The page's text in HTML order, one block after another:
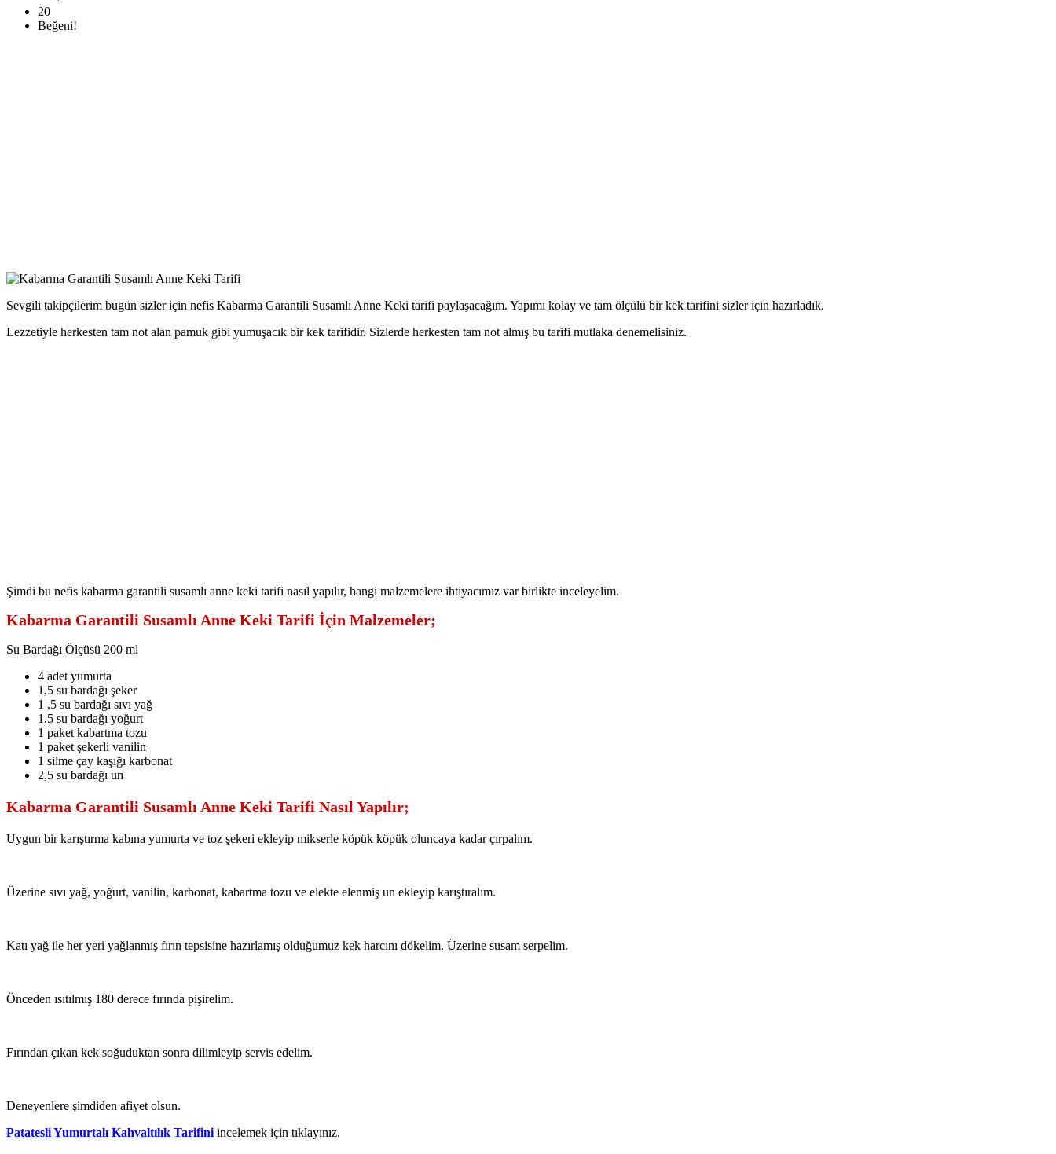
20
Beğeni!
Sevgili takipçilerim bugün sizler için nefis Kabarma Garantili Susamlı Anne Keki tarifi paylaşacağım. Yapımı kolay ve tam ölçülü bir kek tarifini sizler için hazırladık.
Lezzetiyle herkesten tam not alan pamuk gibi yumuşacık bir kek tarifidir. Sizlerde herkesten tam not almış bu tarifi mutlaka denemelisiniz.
Şimdi bu nefis kabarma garantili susamlı anne keki tarifi nasıl yapılır, hangi malzemelere ihtiyacımız var birlikte inceleyelim.
Kabarma Garantili Susamlı Anne Keki Tarifi İçin Malzemeler;
Su Bardağı Ölçüsü 200 ml
4 adet yumurta
1,5 su bardağı şeker
1 ,5 su bardağı sıvı yağ
1,5 su bardağı yoğurt
1 paket kabartma tozu
1 paket şekerli vanilin
1 silme çay kaşığı karbonat
2,5 su bardağı un
Kabarma Garantili Susamlı Anne Keki Tarifi Nasıl Yapılır;
Uygun bir karıştırma kabına yumurta ve toz şekeri ekleyip mikserle köpük köpük oluncaya kadar çırpalım.
Üzerine sıvı yağ, yoğurt, vanilin, karbonat, kabartma tozu ve elekte elenmiş un ekleyip karıştıralım.
Katı yağ ile her yeri yağlanmış fırın tepsisine hazırlamış olduğumuz kek harcını dökelim. Üzerine susam serpelim.
Önceden ısıtılmış 180 derece fırında pişirelim.
Fırından çıkan kek soğuduktan sonra dilimleyip servis edelim.
Deneyenlere şimdiden afiyet olsun.
Patatesli Yumurtalı Kahvaltılık Tarifini incelemek için tıklayınız.